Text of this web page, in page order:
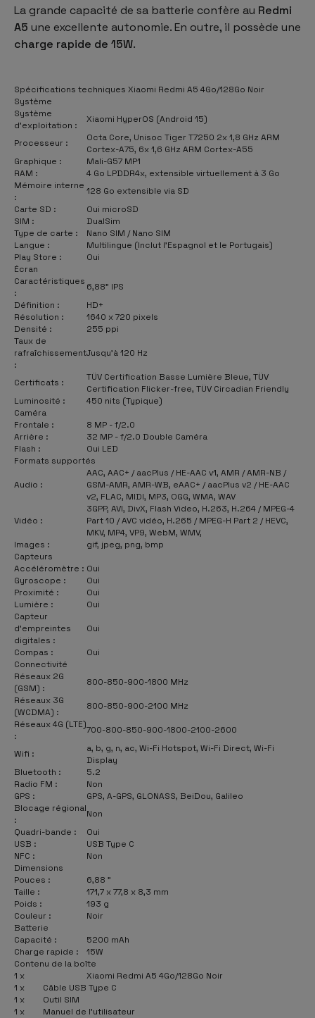
La grande capacité de sa batterie confère au Redmi
A5 une excellente autonomie. En outre, il possède une
charge rapide de 15W.
Spécifications techniques Xiaomi Redmi A5 4Go/128Go Noir
Système
Système
d'exploitation :
Xiaomi HyperOS (Android 15)
Processeur :
Octa Core, Unisoc Tiger T7250 2x 1,8 GHz ARM
Cortex-A75, 6x 1,6 GHz ARM Cortex-A55
Graphique :
Mali-G57 MP1
RAM :
4 Go LPDDR4x, extensible virtuellement à 3 Go
Mémoire interne
:
128 Go extensible via SD
Carte SD :
Oui microSD
SIM :
DualSim
Type de carte :
Nano SIM / Nano SIM
Langue :
Multilingue (Inclut l'Espagnol et le Portugais)
Play Store :
Oui
Écran
Caractéristiques
:
6,88" IPS
Définition :
HD+
Résolution :
1640 x 720 pixels
Densité :
255 ppi
Taux de
rafraîchissement
:
Jusqu'à 120 Hz
Certificats :
TÜV Certification Basse Lumière Bleue, TÜV
Certification Flicker-free, TÜV Circadian Friendly
Luminosité :
450 nits (Typique)
Caméra
Frontale :
8 MP - f/2.0
Arrière :
32 MP - f/2.0 Double Caméra
Flash :
Oui LED
Formats supportés
Audio :
AAC, AAC+ / aacPlus / HE-AAC v1, AMR / AMR-NB /
GSM-AMR, AMR-WB, eAAC+ / aacPlus v2 / HE-AAC
v2, FLAC, MIDI, MP3, OGG, WMA, WAV
Vidéo :
3GPP, AVI, DivX, Flash Video, H.263, H.264 / MPEG-4
Part 10 / AVC vidéo, H.265 / MPEG-H Part 2 / HEVC,
MKV, MP4, VP9, WebM, WMV,
Images :
gif, jpeg, png, bmp
Capteurs
Accéléromètre : Oui
Gyroscope :
Oui
Proximité :
Oui
Lumière :
Oui
Capteur
d'empreintes
digitales :
Oui
Compas :
Oui
Connectivité
Réseaux 2G
(GSM) :
800-850-900-1800 MHz
Réseaux 3G
(WCDMA) :
800-850-900-2100 MHz
Réseaux 4G (LTE)
:
700-800-850-900-1800-2100-2600
Wifi :
a, b, g, n, ac, Wi-Fi Hotspot, Wi-Fi Direct, Wi-Fi
Display
Bluetooth :
5.2
Radio FM :
Non
GPS :
GPS, A-GPS, GLONASS, BeiDou, Galileo
Blocage régional
:
Non
Quadri-bande :
Oui
USB :
USB Type C
NFC :
Non
Dimensions
Pouces :
6,88 "
Taille :
171,7 x 77,8 x 8,3 mm
Poids :
193 g
Couleur :
Noir
Batterie
Capacité :
5200 mAh
Charge rapide :
15W
Contenu de la boîte
1 x
Xiaomi Redmi A5 4Go/128Go Noir
1 x
Câble USB Type C
1 x
Outil SIM
1 x
Manuel de l'utilisateur